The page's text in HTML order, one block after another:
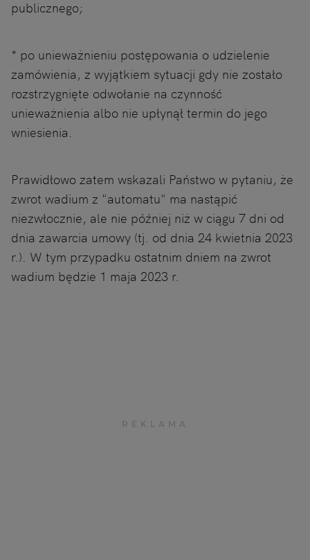
publicznego;
* po unieważnieniu postępowania o udzielenie
zamówienia, z wyjątkiem sytuacji gdy nie zostało
rozstrzygnięte odwołanie na czynność
unieważnienia albo nie upłynął termin do jego
wniesienia.
Prawidłowo zatem wskazali Państwo w pytaniu, że
zwrot wadium z "automatu" ma nastąpić
niezwłocznie, ale nie później niż w ciągu 7 dni od
dnia zawarcia umowy (tj. od dnia 24 kwietnia 2023
r.). W tym przypadku ostatnim dniem na zwrot
wadium będzie 1 maja 2023 r.